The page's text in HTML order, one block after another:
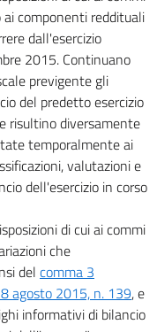
componenti reddituali
dall'esercizio
2015. Continuano
previgente gli
del predetto esercizio
risultino diversamente
temporalmente ai
valutazioni e
dell'esercizio in corso
di cui ai commi
che
del comma 3
agosto 2015, n. 139, e
informativi di bilancio